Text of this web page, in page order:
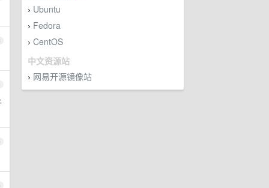
› Ubuntu
› Fedora
› CentOS
中文资源站
› 网易开源镜像站